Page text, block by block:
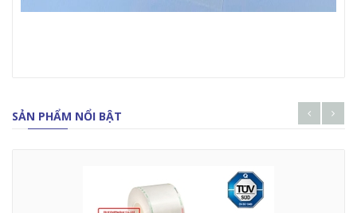
SẢN PHẨM NỔI BẬT